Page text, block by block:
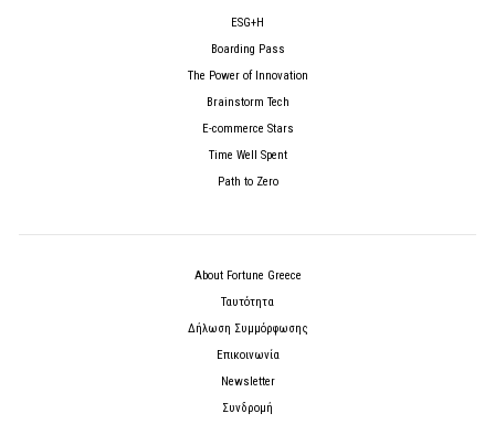
ESG+H
Boarding Pass
The Power of Innovation
Brainstorm Tech
E-commerce Stars
Time Well Spent
Path to Zero
About Fortune Greece
Ταυτότητα
Δήλωση Συμμόρφωσης
Επικοινωνία
Newsletter
Συνδρομή